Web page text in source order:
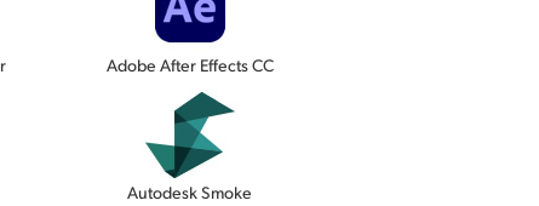
Adobe After Effects CC
Autodesk Smoke